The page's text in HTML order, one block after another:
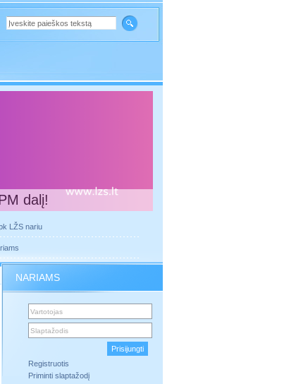
dalį!
LŽS nariu
NARIAMS
Registruotis
Priminti slaptažodį